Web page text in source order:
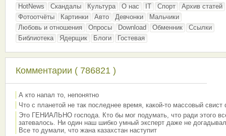
HotNews
Скандалы Культура О нас IT Спорт
Архив статей
Фотоотчёты
Картинки Авто Девчонки
Мальчики
Любовь и отношения
Опросы Download Обменник
Ссылки
Библиотека
Ядерщик Блоги Гостевая
Комментарии ( 786821 )
А кто напал то, непонятно
Что с планетой не так последнее время, какой-то массовый свист
Это ГЕНИАЛЬНО господа. Кто бы мог подумать, что ради этого
затевалось. Ни один наш шибко умный эксперт даже не
Все то думали, что жана казахстан наступит